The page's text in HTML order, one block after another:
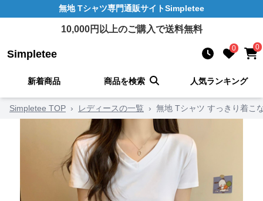
無地 Tシャツ専門通販サイトSimpletee
10,000円以上のご購入で送料無料
Simpletee 0 0
新着商品 商品を検索 人気ランキング
Simpletee TOP › レディースの一覧 › 無地 Tシャツ すっきり着こ